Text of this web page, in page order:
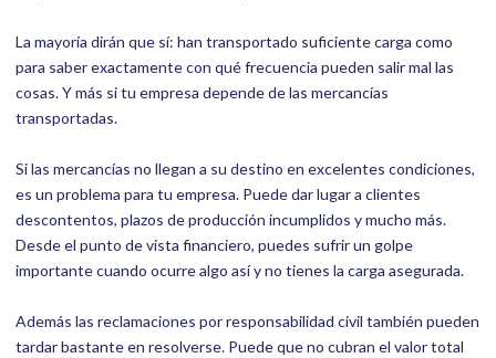
La mayoría dirán que sí: han transportado suficiente carga como
para saber exactamente con qué frecuencia pueden salir mal las
cosas. Y más si tu empresa depende de las mercancías
transportadas.
Si las mercancías no llegan a su destino en excelentes condiciones,
es un problema para tu empresa. Puede dar lugar a clientes
descontentos, plazos de producción incumplidos y mucho más.
Desde el punto de vista financiero, puedes sufrir un golpe
importante cuando ocurre algo así y no tienes la carga asegurada.
Además las reclamaciones por responsabilidad civil también pueden
tardar bastante en resolverse. Puede que no cubran el valor total